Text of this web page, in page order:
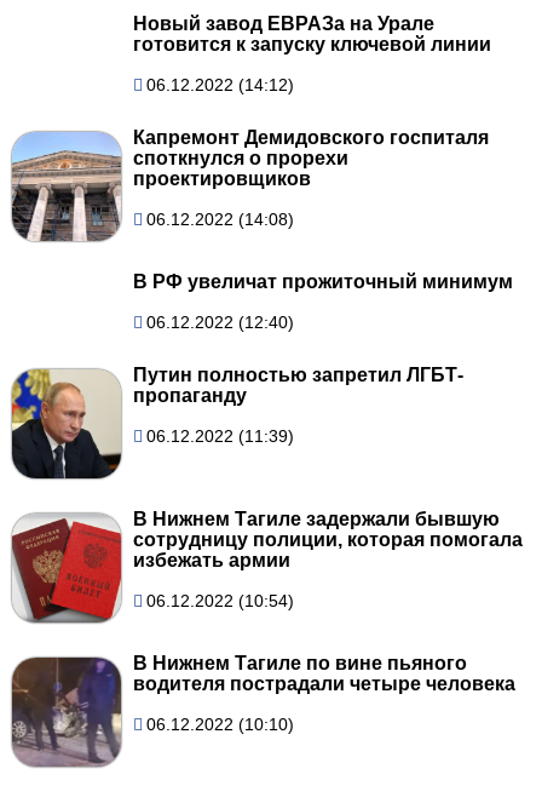
Новый завод ЕВРАЗа на Урале
готовится к запуску ключевой линии
06.12.2022 (14:12)
Капремонт Демидовского госпиталя
споткнулся о прорехи
проектировщиков
06.12.2022 (14:08)
В РФ увеличат прожиточный минимум
06.12.2022 (12:40)
Путин полностью запретил ЛГБТ-
пропаганду
06.12.2022 (11:39)
В Нижнем Тагиле задержали бывшую
сотрудницу полиции, которая помогала
избежать армии
06.12.2022 (10:54)
В Нижнем Тагиле по вине пьяного
водителя пострадали четыре человека
06.12.2022 (10:10)